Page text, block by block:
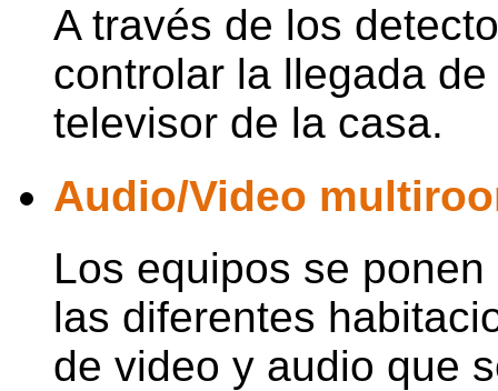
A través de los
controlar la llegada
televisor de la casa.
Audio/Video
Los equipos se
las diferentes
de video y audio que